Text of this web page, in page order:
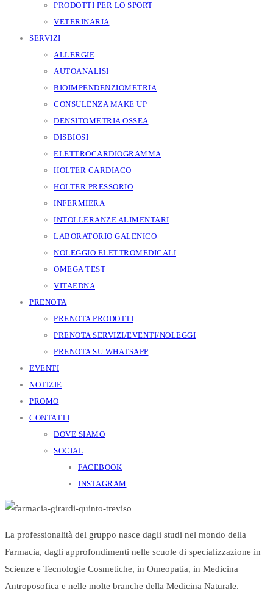
PRODOTTI PER LO SPORT
VETERINARIA
SERVIZI
ALLERGIE
AUTOANALISI
BIOIMPENDENZIOMETRIA
CONSULENZA MAKE UP
DENSITOMETRIA OSSEA
DISBIOSI
ELETTROCARDIOGRAMMA
HOLTER CARDIACO
HOLTER PRESSORIO
INFERMIERA
INTOLLERANZE ALIMENTARI
LABORATORIO GALENICO
NOLEGGIO ELETTROMEDICALI
OMEGA TEST
VITAEDNA
PRENOTA
PRENOTA PRODOTTI
PRENOTA SERVIZI/EVENTI/NOLEGGI
PRENOTA SU WHATSAPP
EVENTI
NOTIZIE
PROMO
CONTATTI
DOVE SIAMO
SOCIAL
FACEBOOK
INSTAGRAM
La professionalità del gruppo nasce dagli studi nel mondo della
Farmacia, dagli approfondimenti nelle scuole di specializzazione in
Scienze e Tecnologie Cosmetiche, in Omeopatia, in Medicina
Antroposofica e nelle molte branche della Medicina Naturale.